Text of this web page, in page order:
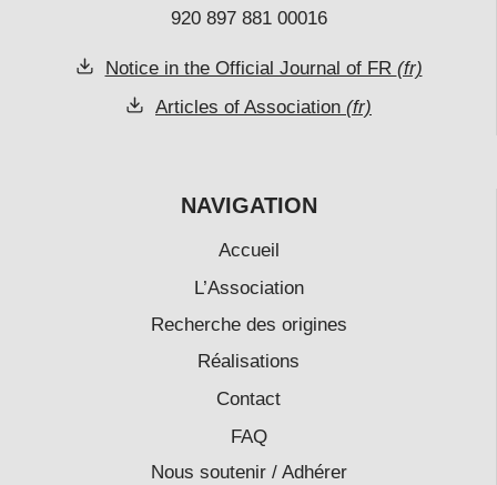
920 897 881 00016
Notice in the Official Journal of FR (fr)
Articles of Association (fr)
NAVIGATION
Accueil
L’Association
Recherche des origines
Réalisations
Contact
FAQ
Nous soutenir / Adhérer